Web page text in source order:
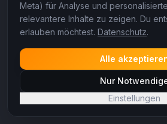
Meta) für Analyse und
relevantere Inhalte zu zeigen. Du
erlauben möchtest. Datenschutz.
Alle
Nur
Einstellungen